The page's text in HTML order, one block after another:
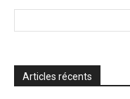
Articles récents